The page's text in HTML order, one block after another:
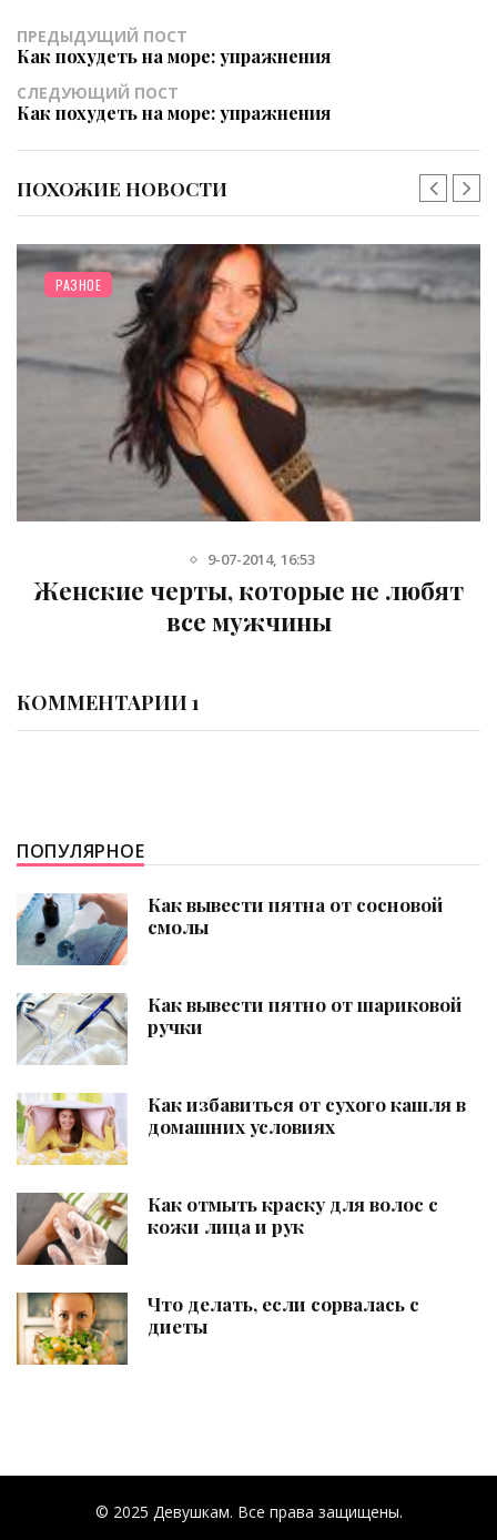
ПРЕДЫДУЩИЙ ПОСТ
Как похудеть на море: упражнения
СЛЕДУЮЩИЙ ПОСТ
Как похудеть на море: упражнения
ПОХОЖИЕ НОВОСТИ
РАЗНОЕ
12-02-2017, 12:21
Женские странности глазами
мужчин
КОММЕНТАРИИ 1
ПОПУЛЯРНОЕ
Как вывести пятна от сосновой
смолы
Как вывести пятно от шариковой
ручки
Как избавиться от сухого кашля в
домашних условиях
Как отмыть краску для волос с
кожи лица и рук
Что делать, если сорвалась с
диеты
© 2025 Девушкам. Все права защищены.